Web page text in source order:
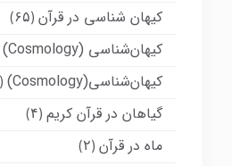
کیهان شناسی در قرآن (۶۵)
کیهان‌شناسی (Cosmology)
کیهان‌شناسی(Cosmology) (۸)
گیاهان در قرآن کریم (۴)
ماه در قرآن (۲)